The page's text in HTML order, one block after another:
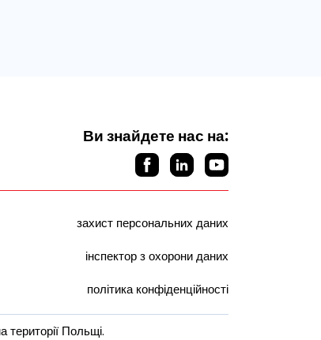
Ви знайдете нас на:
захист персональних даних
інспектор з охорони даних
політика конфіденційності
Польщі.